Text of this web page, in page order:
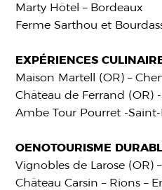
Marty Hôtel – Bordeaux
Ferme Sarthou et
EXPÉRIENCES
Maison Martell (OR) –
Château de Ferrand (OR)
Ambe Tour Pourret -
OENOTOURISME
Vignobles de Larose (OR)
Château Carsin – Rions –